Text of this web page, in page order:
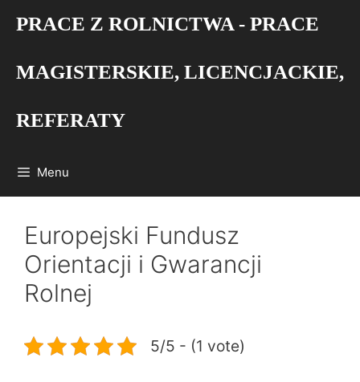
PRACE Z ROLNICTWA - PRACE
MAGISTERSKIE, LICENCJACKIE,
REFERATY
Menu
Europejski Fundusz
Orientacji i Gwarancji
Rolnej
5/5 - (1 vote)